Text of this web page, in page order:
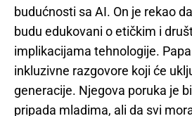
budućnosti sa AI. On je rekao
budu edukovani o etičkim i
implikacijama tehnologije.
inkluzivne razgovore koji će
generacije. Njegova poruka je
pripada mladima, ali da svi